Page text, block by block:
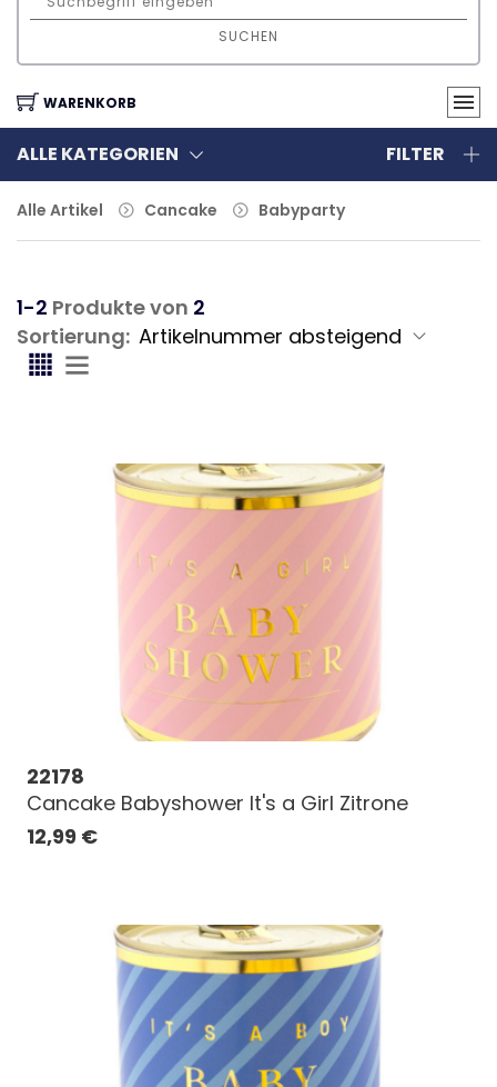
SUCHEN
WARENKORB
ALLE KATEGORIEN FILTER
Alle Artikel Cancake Babyparty
1-2 Produkte von 2
Sortierung:
22178
Cancake Babyshower It's a Girl Zitrone
12,99 €